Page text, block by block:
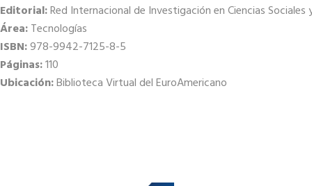
Editorial:Red Internacional de Investigación en Ciencias Sociales
Área:Tecnologías
ISBN:978-9942-7125-8-5
Páginas:110
Ubicación:Biblioteca Virtual del EuroAmericano